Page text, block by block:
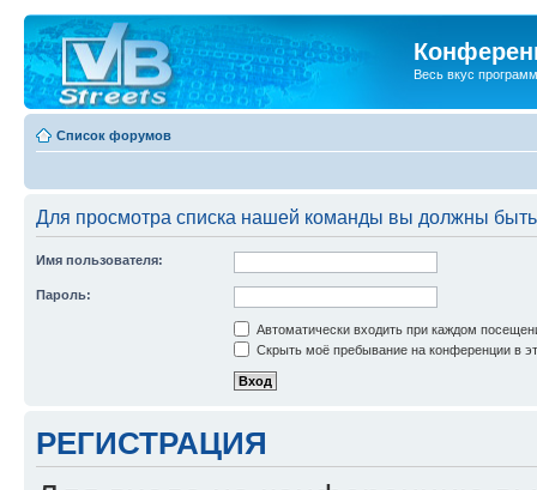
Весь вкус
Список форумов
Для просмотра списка нашей команды вы должны
Имя пользователя:
Пароль:
Автоматически входить при каждом
Скрыть моё пребывание на конференции в
РЕГИСТРАЦИЯ